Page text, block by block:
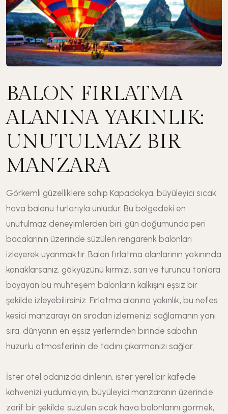
BALON FIRLATMA
ALANINA YAKINLIK:
UNUTULMAZ BIR
MANZARA
Görkemli güzelliklere sahip Kapadokya, büyüleyici sıcak
hava balonu turlarıyla ünlüdür. Bu bölgedeki en
unutulmaz deneyimlerden biri, gün doğumunda peri
bacalarının üzerinde süzülen rengarenk balonları
izleyerek uyanmaktır. Balon fırlatma alanlarının yakınında
konaklarsanız, gökyüzünü kırmızı, sarı ve turuncu tonlara
boyayan bu muhteşem balonların kalkışını eşsiz bir
şekilde izleyebilirsiniz. Fırlatma alanına yakınlık, bu nefes
kesici manzarayı ön sıradan izlemenizi sağlamanın yanı
sıra, dünyanın en eşsiz yerlerinden birinde sabahın
huzurlu atmosferinin de tadını çıkarmanızı sağlar.
İster otel odanızda dinlenin, ister yerel bir kafede
kahvenizi yudumlayın, büyüleyici manzaranın üzerinde
zarif bir şekilde süzülen sıcak hava balonlarını görmek,